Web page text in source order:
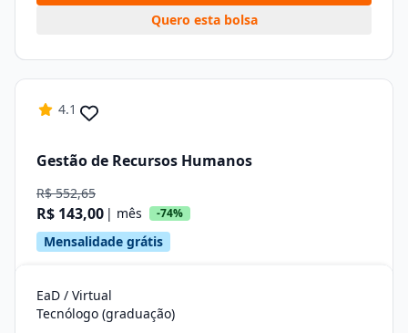
Quero esta bolsa
4.1
Gestão de Recursos Humanos
R$ 552,65
R$ 143,00 | mês -74%
Mensalidade grátis
EaD / Virtual
Tecnólogo (graduação)